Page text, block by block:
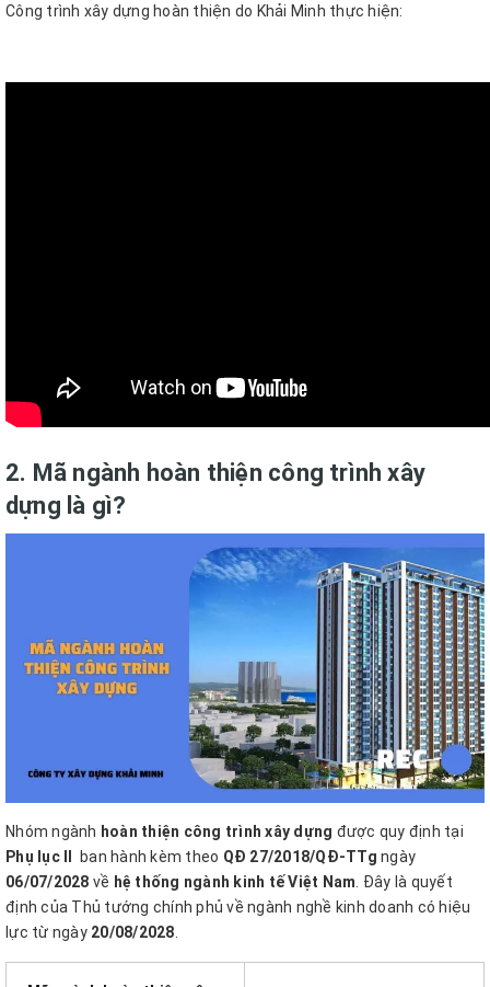
Công trình xây dựng hoàn thiện do Khải Minh thực hiện:
2. Mã ngành hoàn thiện công trình xây
dựng là gì?
Nhóm ngành hoàn thiện công trình xây dựng được quy định tại
Phụ lục II
ban hành kèm theo QĐ 27/2018/QĐ-TTg ngày
06/07/2028 về hệ thống ngành kinh tế Việt Nam . Đây là quyết
định của Thủ tướng chính phủ về ngành nghề kinh doanh có hiệu
lực từ ngày 20/08/2028